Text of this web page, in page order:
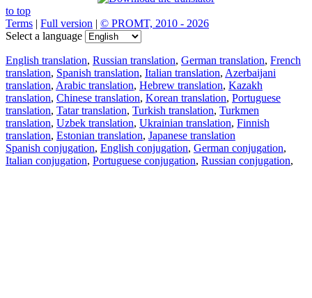
to top
Terms | Full version | © PROMT, 2010 - 2026
Select a language
English translation, Russian translation, German translation, French
translation, Spanish translation, Italian translation, Azerbaijani
translation, Arabic translation, Hebrew translation, Kazakh
translation, Chinese translation, Korean translation, Portuguese
translation, Tatar translation, Turkish translation, Turkmen
translation, Uzbek translation, Ukrainian translation, Finnish
translation, Estonian translation, Japanese translation
Spanish conjugation, English conjugation, German conjugation,
Italian conjugation, Portuguese conjugation, Russian conjugation,